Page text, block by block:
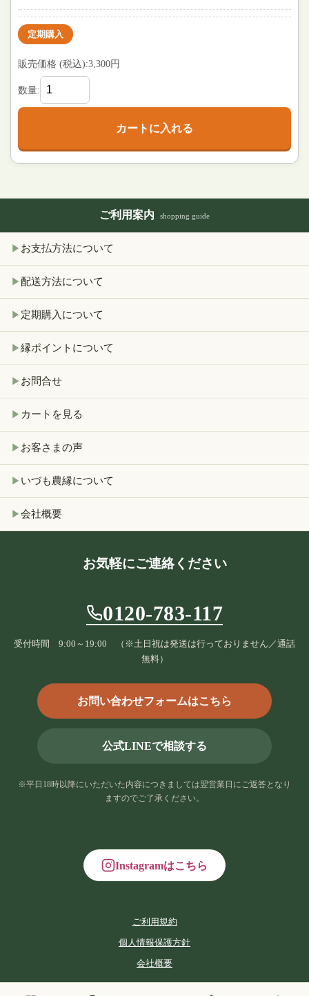
定期購入
販売価格 (税込):3,300円
数量:
カートに入れる
ご利用案内 shopping guide
▶ お支払方法について
▶ 配送方法について
▶ 定期購入について
▶ 縁ポイントについて
▶ お問合せ
▶ カートを見る
▶ お客さまの声
▶ いづも農縁について
▶ 会社概要
お気軽にご連絡ください
0120-783-117
受付時間 9:00～19:00 （※土日祝は発送は行っておりません／通話
無料）
お問い合わせフォームはこちら
公式LINEで相談する
※平日18時以降にいただいた内容につきましては翌営業日にご返答となり
ますのでご了承ください。
Instagramはこちら
ご利用規約
個人情報保護方針
会社概要